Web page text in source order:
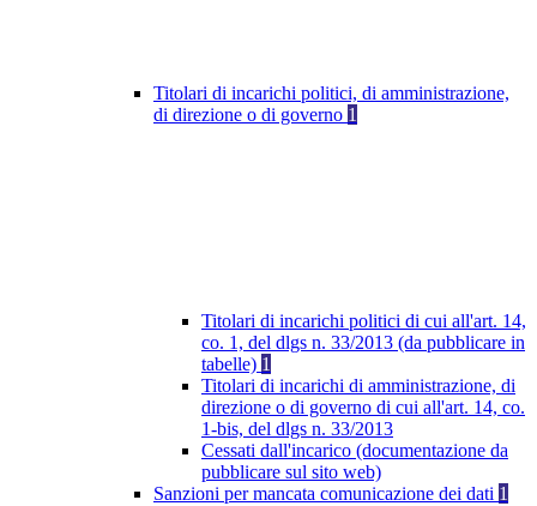
Titolari di incarichi politici, di amministrazione,
di direzione o di governo 1
Titolari di incarichi politici di cui all'art. 14,
co. 1, del dlgs n. 33/2013 (da pubblicare in
tabelle) 1
Titolari di incarichi di amministrazione, di
direzione o di governo di cui all'art. 14, co.
1-bis, del dlgs n. 33/2013
Cessati dall'incarico (documentazione da
pubblicare sul sito web)
Sanzioni per mancata comunicazione dei dati 1